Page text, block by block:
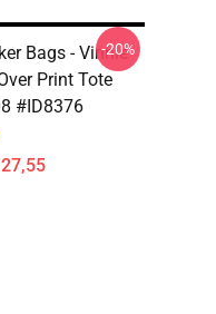
Bags - Vinnie
Print Tote
#ID8376
-20%